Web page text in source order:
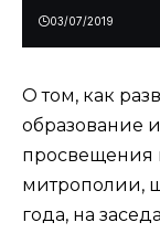
03/07/2019
О том, как
образование
просвещения
митрополии,
года, на